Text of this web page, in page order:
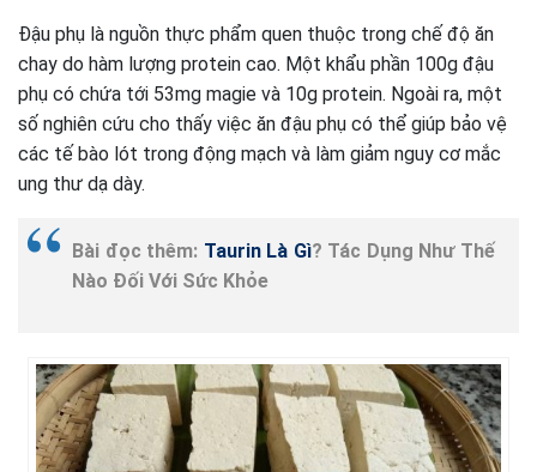
Đậu phụ là nguồn thực phẩm quen thuộc trong chế độ ăn
chay do hàm lượng protein cao. Một khẩu phần 100g đậu
phụ có chứa tới 53mg magie và 10g protein. Ngoài ra, một
số nghiên cứu cho thấy việc ăn đậu phụ có thể giúp bảo vệ
các tế bào lót trong động mạch và làm giảm nguy cơ mắc
ung thư dạ dày.
Bài đọc thêm: Taurin Là Gì? Tác Dụng Như Thế
Nào Đối Với Sức Khỏe